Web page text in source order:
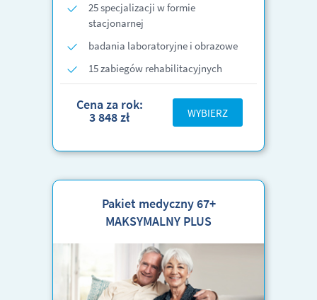
25 specjalizacji w formie
stacjonarnej
badania laboratoryjne i obrazowe
15 zabiegów rehabilitacyjnych
Cena za rok:
3 848 zł WYBIERZ
Pakiet medyczny 67+
MAKSYMALNY PLUS